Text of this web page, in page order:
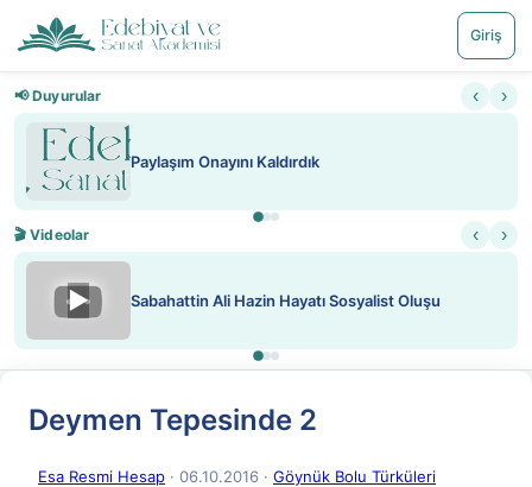
Giriş
📢 Duyurular ‹ ›
Nadir içeriklere kısıtlama ve
🎬 Videolar ‹ ›
Oluşu ▶ ATEŞ YAKMAK KONU ÖZET J.
Deymen Tepesinde 2
Esa Resmi Hesap · 06.10.2016 · Göynük Bolu Türküleri